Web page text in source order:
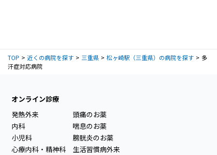
TOP 近くの病院を探す 三重県 松ヶ崎駅（三重県）の病院を探す
多
汗症対応病院
オンライン診療
発熱外来
内科
小児科
心療内科・精神科
頭痛のお薬
喘息のお薬
膀胱炎のお薬
生活習慣病外来